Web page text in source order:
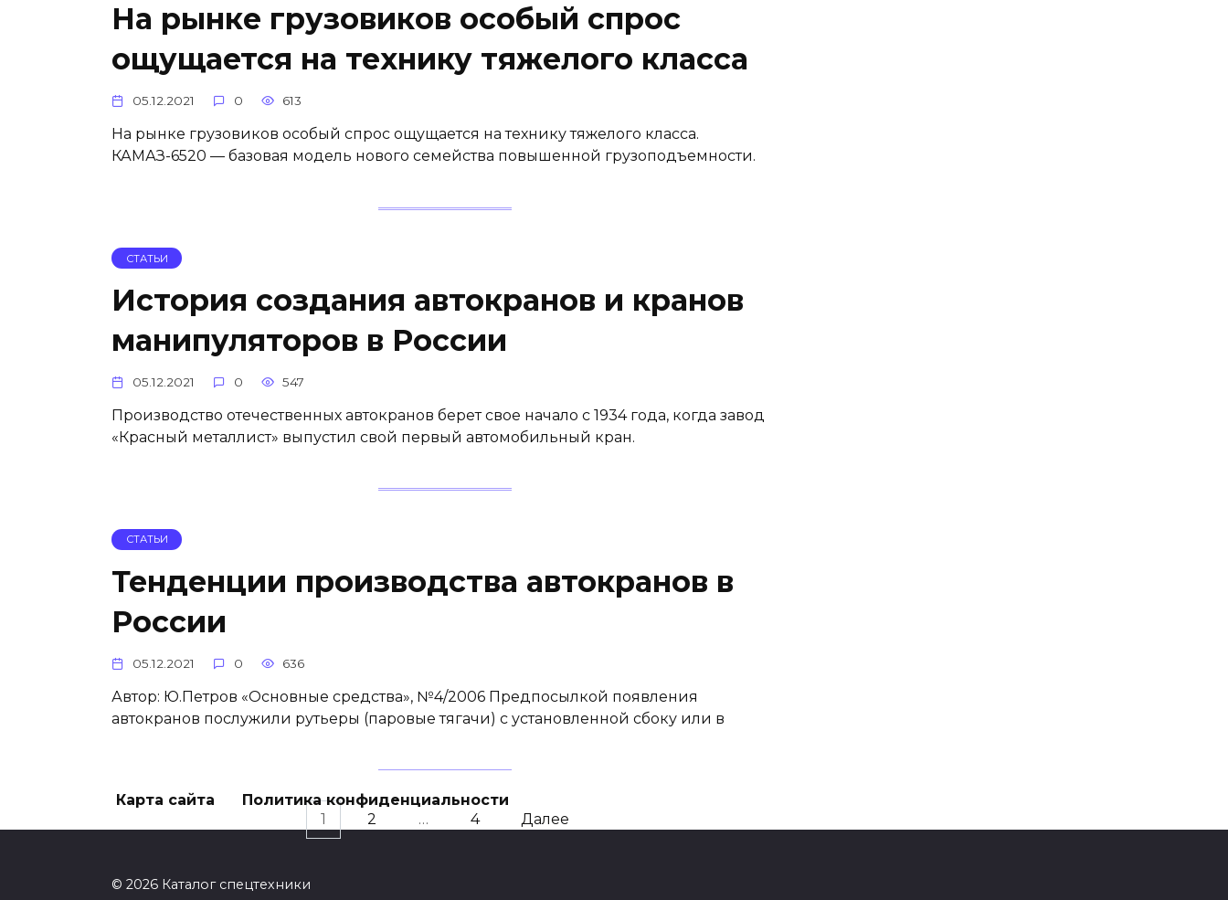
На рынке грузовиков особый спрос
ощущается на технику тяжелого класса
05.12.2021 0 613
На рынке грузовиков особый спрос ощущается на технику тяжелого класса.
КАМАЗ-6520 — базовая модель нового семейства повышенной грузоподъемности.
СТАТЬИ
История создания автокранов и кранов
манипуляторов в России
05.12.2021 0 547
Производство отечественных автокранов берет свое начало с 1934 года, когда завод
«Красный металлист» выпустил свой первый автомобильный кран.
СТАТЬИ
Тенденции производства автокранов в
России
05.12.2021 0 636
Автор: Ю.Петров «Основные средства», №4/2006 Предпосылкой появления
автокранов послужили рутьеры (паровые тягачи) с установленной сбоку или в
1 2 … 4 Далее
Карта сайта Политика конфиденциальности
© 2026 Каталог спецтехники